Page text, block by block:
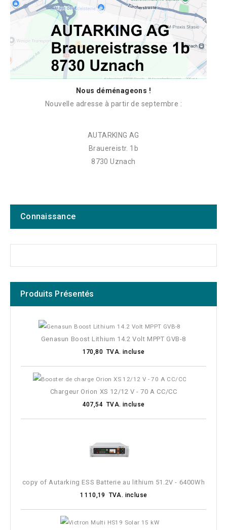
Nous déménageons !
Nouvelle adresse à partir de septembre :
AUTARKING AG
Brauereistr. 1b
8730 Uznach
Connaissance
Produits Présentés
Genasun Boost Lithium 14.2 Volt MPPT GVB-8
170,80 TVA. incluse
Chargeur Orion XS 12/12 V - 70 A CC/CC
407,54 TVA. incluse
copy of Autarking ESS Batterie au lithium 51.2V - 6400Wh
1 110,19 TVA. incluse